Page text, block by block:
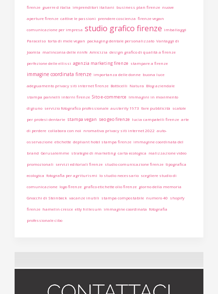
firenze guerre d italia imprenditori italiani business plan firenze nuove
aperture firenze cattive le passioni prendere coscienza firenze vegan
comunicazione per impresa studio grafico firenze imballaggi
Paracelso torta di mele vegan packaging dentale personalizzato Vantaggi di
Joomla malinconia delle ninfe Amicizia design grafico di qualità a firenze
perfezione delle ellissi agenzia marketing firenze stampare a firenze
immagine coordinata firenze importanza delle donne buona luce
adeguamento privacy siti internet firenze Botticelli Natura Blog aziendale
stampa pannelli interni firenze Sito e-commerce Immagini in movimento
digiuno servizio fotografico professionale austerity 1973 fare pubblicità scatole
per protesi dentarie stampa vegan seo geo firenze lucia campatelli firenze arte
di perdere collabora con noi nromativa privacy siti internet 2022 auto-
osservazione etichette depliant hotel stampa firenze immagine coordinata del
brand Gerusalemme strategie di marketing carta ecologica realizzazione video
promozionali servizi editoriali firenze studio comunicazione firenze tipografica
ecologica fotografia per agriturismi lo studio necessario scegliere studio di
comunicazione logo firenze grafico etichette olio firenze giorno della memoria
Gnocchi di Steinbeck vacanze inutili stampa compostabile numero 40 shopify
firenze hamelin cresce etty hillesum immagine coordinata fotografia
professionale cibo